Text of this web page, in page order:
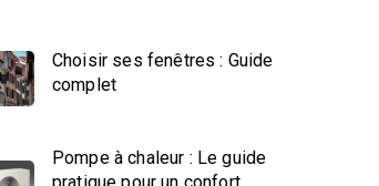
Choisir ses fenêtres : Guide
complet
Pompe à chaleur : Le guide